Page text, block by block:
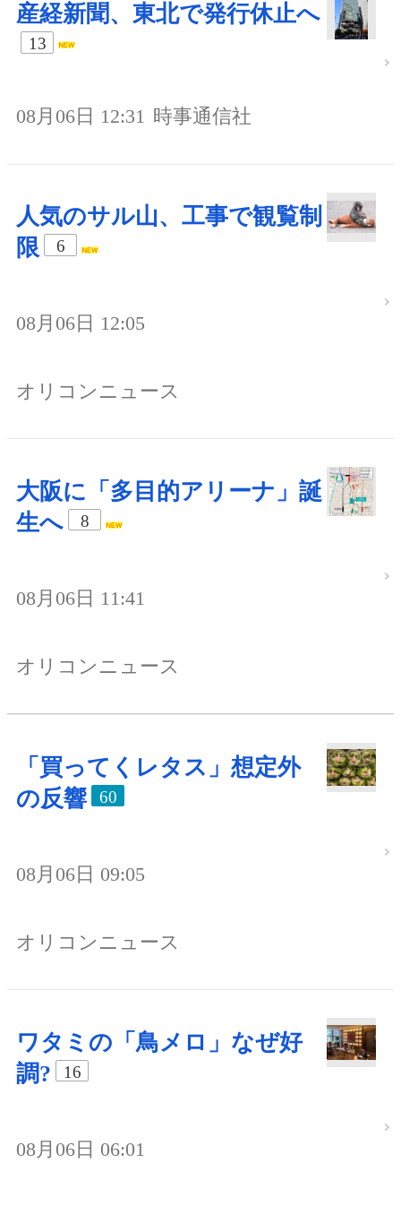
産経新聞、東北で発行休止へ
13
08月06日 12:31 時事通信社
人気のサル山、工事で観覧制
限
6
08月06日 12:05
オリコンニュース
大阪に「多目的アリーナ」誕
生へ
8
08月06日 11:41
オリコンニュース
「買ってくレタス」想定外
の反響
60
08月06日 09:05
オリコンニュース
ワタミの「鳥メロ」なぜ好
調?
16
08月06日 06:01